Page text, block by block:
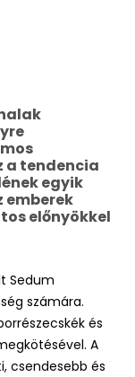
a tendencia
egyik
emberek
előnyökkel
Sedum
számára.
és
A
csendesebb és